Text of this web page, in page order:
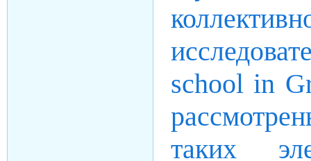
school in
таких